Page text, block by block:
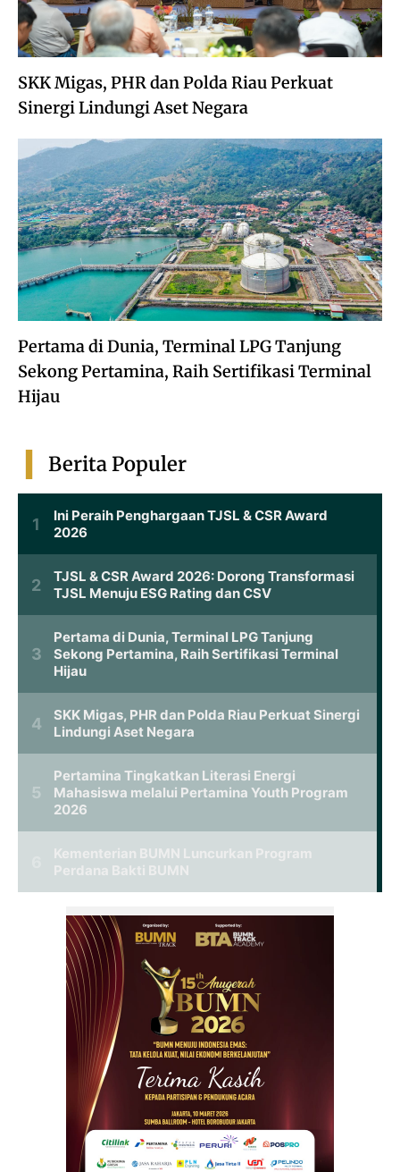
SKK Migas, PHR dan Polda Riau Perkuat
Sinergi Lindungi Aset Negara
Pertama di Dunia, Terminal LPG Tanjung
Sekong Pertamina, Raih Sertifikasi Terminal
Hijau
Berita Populer